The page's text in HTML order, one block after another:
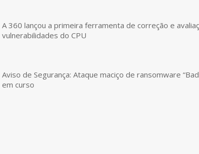
A 360 lançou a primeira ferramenta de correção e
vulnerabilidades do CPU
Aviso de Segurança: Ataque maciço de ransomware
em curso